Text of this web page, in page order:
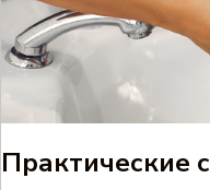
Практические